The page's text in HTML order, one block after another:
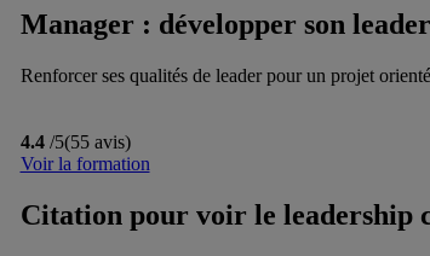
Manager : développer son
Renforcer ses qualités de leader pour un projet
4.4/5(55 avis)
Voir la formation
Citation pour voir le leadership